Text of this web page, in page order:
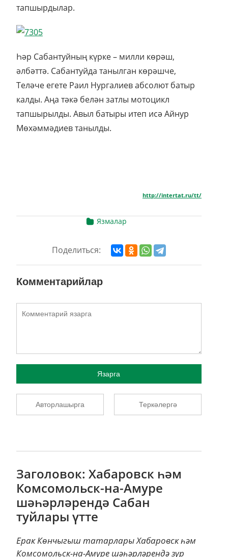
тапшырдылар.
Һәр Сабантуйның күрке – милли көрәш,
әлбәттә. Сабантуйда танылган көрәшче,
Теләче егете Раил Нургалиев абсолют батыр
калды. Аңа тәкә белән затлы мотоцикл
тапшырылды. Авыл батыры итеп исә Айнур
Мөхәммәдиев танылды.
http://intertat.ru/tt/
Язмалар
Поделиться:
Комментарийлар
Язарга
Авторлашырга Теркәлергә
Заголовок: Хабаровск һәм
Комсомольск-на-Амуре
шәһәрләрендә Сабан
туйлары үтте
Ерак Көнчыгыш татарлары Хабаровск һәм
Комсомольск-на-Амуре шәһәрләрендә зур